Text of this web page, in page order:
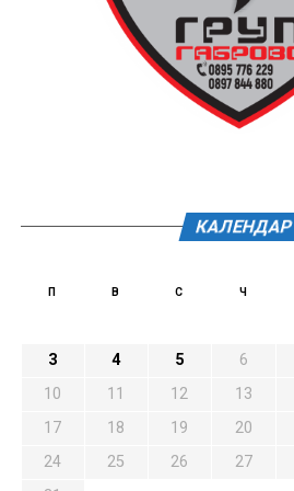
КАЛЕНДАР
П В С Ч
3
4 5 6
10
11 12 13
17
18 19 20
24
25 26 27